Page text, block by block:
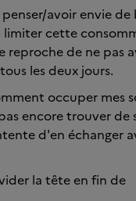
avoir envie de
limiter cette
de ne pas
les deux jours.
occuper mes
encore trouver de
d'en échanger
la tête en fin de